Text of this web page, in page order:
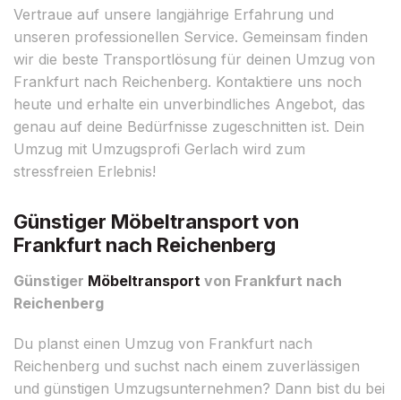
Vertraue auf unsere langjährige Erfahrung und
unseren professionellen Service. Gemeinsam finden
wir die beste Transportlösung für deinen Umzug von
Frankfurt nach Reichenberg. Kontaktiere uns noch
heute und erhalte ein unverbindliches Angebot, das
genau auf deine Bedürfnisse zugeschnitten ist. Dein
Umzug mit Umzugsprofi Gerlach wird zum
stressfreien Erlebnis!
Günstiger Möbeltransport von
Frankfurt nach Reichenberg
Günstiger Möbeltransport von Frankfurt nach
Reichenberg
Du planst einen Umzug von Frankfurt nach
Reichenberg und suchst nach einem zuverlässigen
und günstigen Umzugsunternehmen? Dann bist du bei